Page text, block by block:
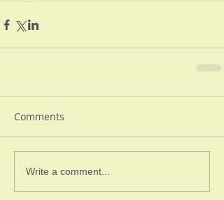
Comments
Write a comment...